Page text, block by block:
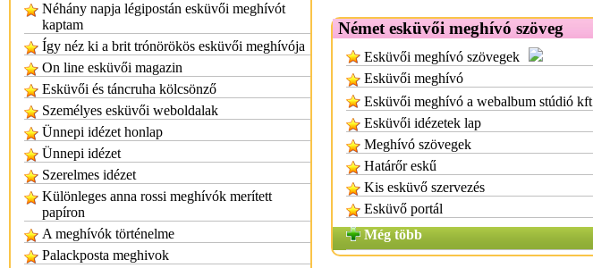
Néhány napja légipostán esküvői meghívót
kaptam
Így néz ki a brit trónörökös esküvői meghívója
On line esküvői magazin
Esküvői és táncruha kölcsönző
Személyes esküvői weboldalak
Ünnepi idézet honlap
Ünnepi idézet
Szerelmes idézet
Különleges anna rossi meghívók merített
papíron
A meghívók történelme
Palackposta meghivok
Német esküvői meghívó szöveg
Esküvői meghívó szövegek
Esküvői meghívó
Esküvői meghívó a webalbum stúdió kft
Esküvői idézetek lap
Meghívó szövegek
Határőr eskű
Kis esküvő szervezés
Esküvő portál
Még több